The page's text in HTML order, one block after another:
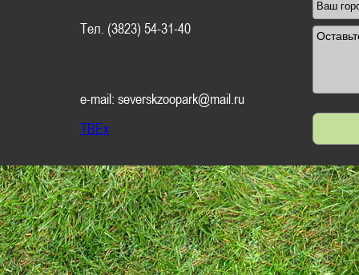
Тел. (3823) 54-31-40
e-mail: severskzoopark@mail.ru
TBEx